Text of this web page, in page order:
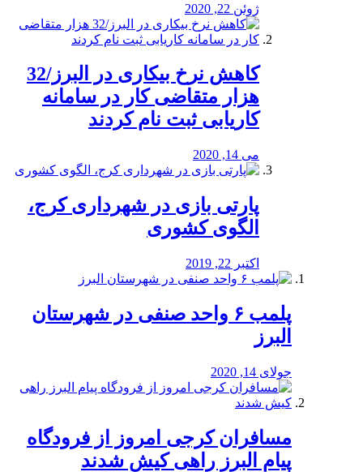
ژوئن 22, 2020
کاهش نرخ بیکاری در البرز/32
هزار متقاضی کار در سامانه
کاریابی ثبت نام کردند
می 14, 2020
پارتی بازی در شهرداری کرج،
الگوی کشوری
اکتبر 22, 2019
پلمب ۶ واحد صنفی در شهرستان
البرز
جولای 14, 2020
مسافران کرجی امروز از فرودگاه
پیام البرز راهی کیش شدند